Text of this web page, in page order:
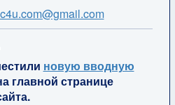
новую вводную
главной странице